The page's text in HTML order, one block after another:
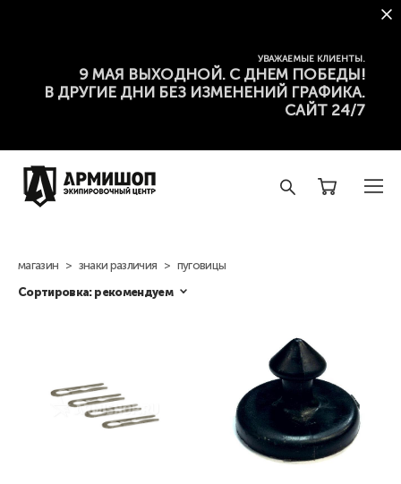
УВАЖАЕМЫЕ КЛИЕНТЫ.
9 МАЯ ВЫХОДНОЙ. С ДНЕМ ПОБЕДЫ!
В ДРУГИЕ ДНИ БЕЗ ИЗМЕНЕНИЙ ГРАФИКА.
САЙТ 24/7
магазин > знаки различия > пуговицы
Сортировка: рекомендуем